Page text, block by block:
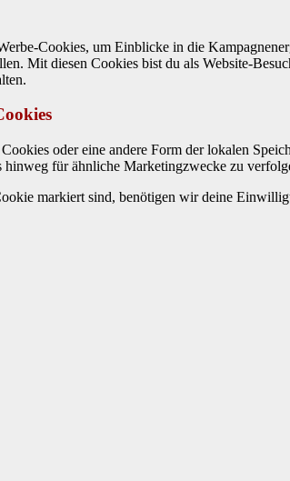
Cook­ies, um Ein­blicke in die
Mit diesen Cook­ies bist du als Web­site-
oder eine andere Form der lokalen
hin­weg für ähn­liche Mar­ket­ingzwecke zu
markiert sind, benöti­gen wir deine